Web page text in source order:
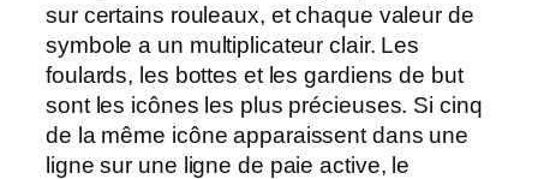
sur certains rouleaux, et chaque valeur de
symbole a un multiplicateur clair. Les
foulards, les bottes et les gardiens de but
sont les icônes les plus précieuses. Si cinq
de la même icône apparaissent dans une
ligne sur une ligne de paie active, le